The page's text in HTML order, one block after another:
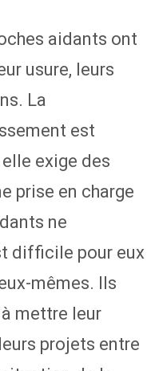
aidants ont
usure, leurs
La
est
exige des
prise en charge
ne
difficile pour eux
mêmes. Ils
mettre leur
projets entre